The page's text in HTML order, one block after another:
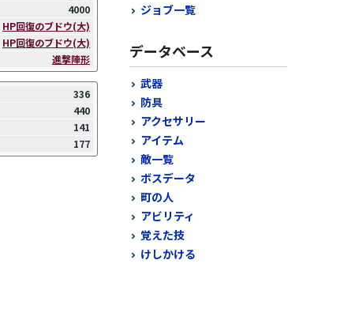
4000
HP回復のブドウ(大)
HP回復のブドウ(大)
進撃陣形
336
440
141
177
ジョブ一覧
データベース
武器
防具
アクセサリー
アイテム
敵一覧
ボスデータ
町の人
アビリティ
覚えた技
けしかける